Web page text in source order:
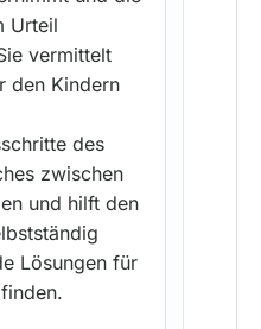
Urteil
vermittelt
den Kindern
des
zwischen
und hilft den
Lösungen für